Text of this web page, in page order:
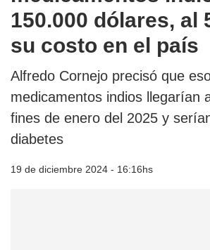
150.000 dólares, al
su costo en el país
Alfredo Cornejo precisó que
medicamentos indios llegarían
fines de enero del 2025 y
diabetes
19 de diciembre 2024 - 16:16hs